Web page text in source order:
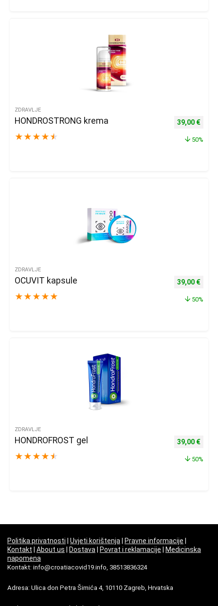
ZDRAVLJE
HONDROSTRONG krema
★ ★ ★ ★ ★
Izvorna
39,00 €
50%
ZDRAVLJE
OCUVIT kapsule
★ ★ ★ ★ ★
Izvorna
39,00 €
50%
ZDRAVLJE
HONDROFROST gel
★ ★ ★ ★ ★
Izvorna
39,00 €
50%
Politika privatnosti | Uvjeti korištenja | Pravne informacije |
Kontakt | About us | Dostava | Povrat i reklamacije | Medicinska
napomena
Kontakt: info@croatiacovid19.info, 38513836324
Adresa: Ulica don Petra Šimića 4, 10110 Zagreb, Hrvatska